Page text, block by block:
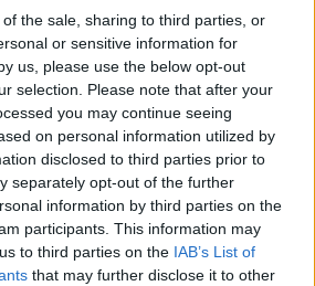
the sale, sharing to third parties, or
or sensitive information for
us, please use the below opt-out
selection. Please note that after your
you may continue seeing
on personal information utilized by
disclosed to third parties prior to
separately opt-out of the further
information by third parties on the
participants. This information may
to third parties on the IAB’s List of
that may further disclose it to other
djegin
Protestuesit vijojnë
marshimin pa u ndalur:
Shqipëria e rinisë, jo e
partisë!
Ditëve shumë të nxehta